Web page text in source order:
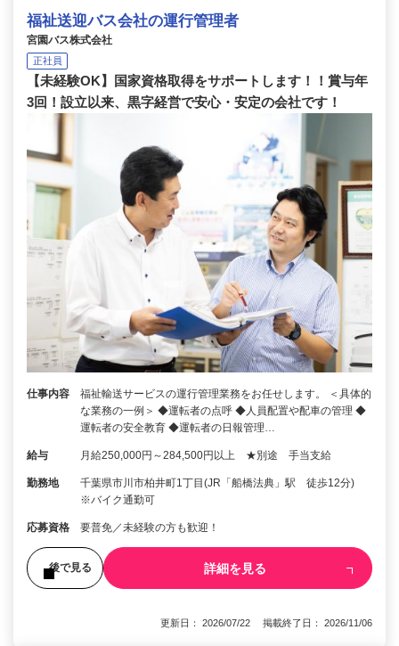
福祉送迎バス会社の運行管理者
宮園バス株式会社
正社員
【未経験OK】国家資格取得をサポートします！！賞与年
3回！設立以来、黒字経営で安心・安定の会社です！
仕事内容
福祉輸送サービスの運行管理業務をお任せします。 ＜具体的
な業務の一例＞ ◆運転者の点呼 ◆人員配置や配車の管理 ◆
運転者の安全教育 ◆運転者の日報管理…
給与 月給250,000円～284,500円以上 ★別途 手当支給
勤務地
千葉県市川市柏井町1丁目(JR「船橋法典」駅 徒歩12分)
※バイク通勤可
応募資格 要普免／未経験の方も歓迎！
後で見る 詳細を見る
更新日： 2026/07/22 掲載終了日： 2026/11/06